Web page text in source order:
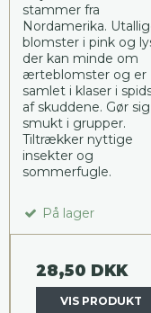
stammer fra
Nordamerika.
blomster i pink og
der kan minde om
ærteblomster og er
samlet i klaser i
af skuddene. Gør sig
smukt i grupper.
Tiltrækker nyttige
insekter og
sommerfugle.
På lager
28,50 DKK
VIS PRODUKT